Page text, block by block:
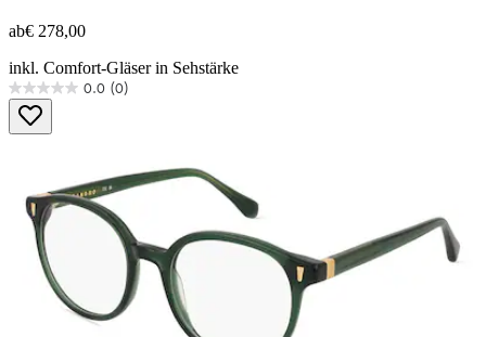
ab€ 278,00
inkl. Comfort-Gläser in Sehstärke
0.0 (0)
0.0
von
5